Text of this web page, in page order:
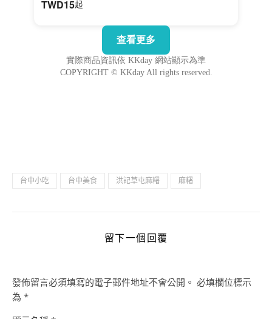
台中小吃 台中美食 洪記草屯麻糬 麻糬
留下一個回覆
發佈留言必須填寫的電子郵件地址不會公開。 必填欄位標示
為 *